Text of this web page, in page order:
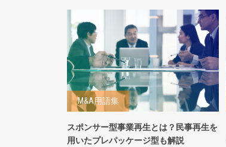
M&A用語集
スポンサー型事業再生とは？民事再生を
用いたプレパッケージ型も解説